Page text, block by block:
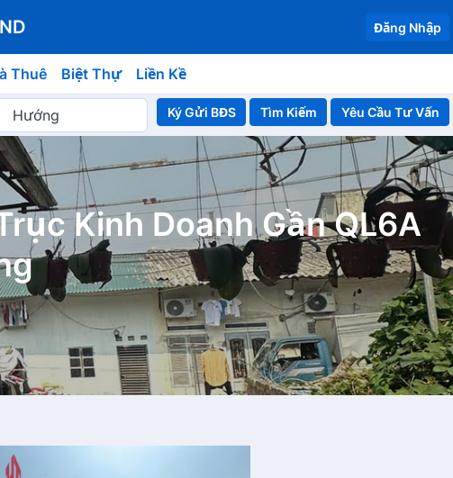
Đăng Nhập
Thuê Biệt Thự Liền Kề
Ký Gửi BĐS Yêu Cầu Tư Vấn
Kinh Doanh Gần QL6A